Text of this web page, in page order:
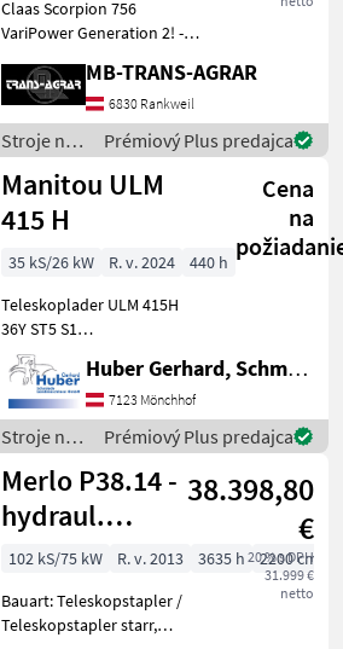
Claas Scorpion 756
VariPower Generation 2! -
Aushubhöhe und 5.600 kg
Hubkraft Teleskoparm: -
Zweiteiliger, hydraulisch
ausfahrbarer Teleskop
MB-TRANS-AGRAR
6830 Rankweil
Stroje na
stavbu /
Claas
Prémiový Plus predajca
Manitou ULM
415 H
Cena
na
35 kS/26 kW R. v. 2024
440 h
Teleskoplader ULM 415H
36Y ST5 S1
SERIENAUSSTATTUNG
Fester Teleskopstapler: -
35.1 hp YANMAR Motor
Stufe V Hubhöhe: 4.30 m -
Maximale Tragfähigkeit:
1500
Huber Gerhard, Schmiede und Landmaschinen GmbH.
7123 Mönchhof
Stroje na
stavbu /
Manitou
Prémiový Plus predajca
Merlo P38.14 -
hydraul.
Schnellwechsler
- Niveauausgle
38.398,80
€
20 % s DPH
31.999 €
netto
102 kS/75 kW R. v. 2013 3635 h
2200 cm
Bauart: Teleskopstapler /
Teleskopstapler starr,